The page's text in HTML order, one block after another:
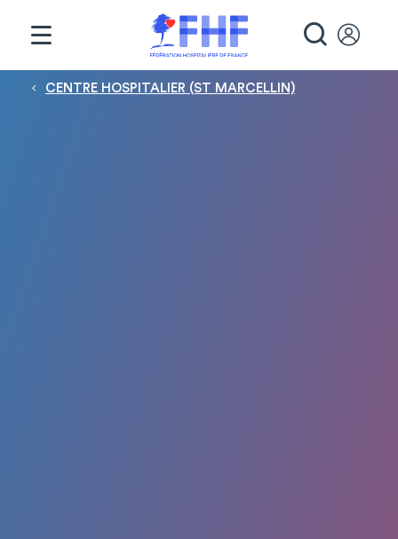
Fil d'Ariane
CENTRE HOSPITALIER (ST MARCELLIN)
Panneau de gestion des cookies